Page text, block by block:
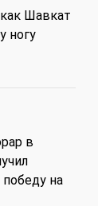
как Шавкат
ногу
в
на